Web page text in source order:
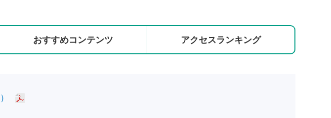
おすすめコンテンツ アクセスランキング